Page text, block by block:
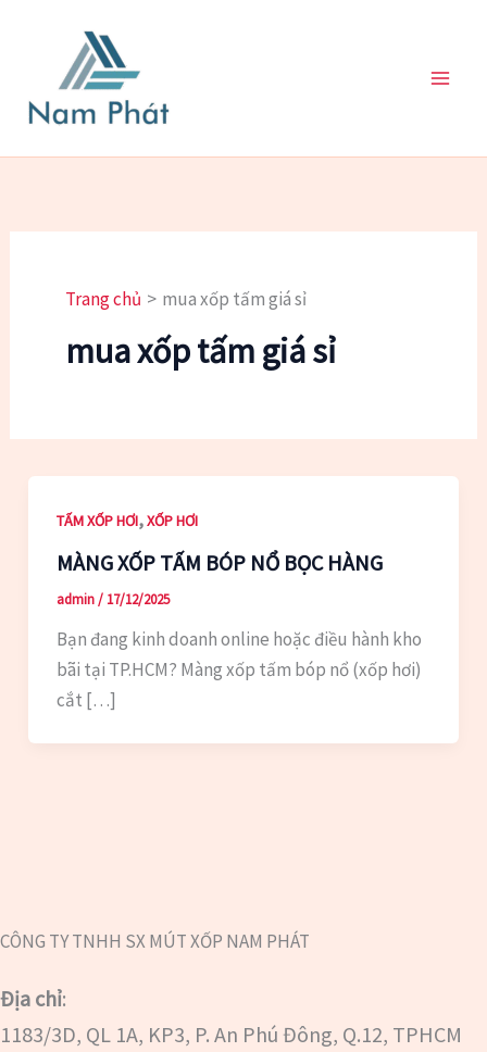
dung
Trang chủ mua xốp tấm giá sỉ
mua xốp tấm giá sỉ
TẤM XỐP HƠI,XỐP HƠI
MÀNG XỐP TẤM BÓP NỔ BỌC HÀNG
admin/ 17/12/2025
Bạn đang kinh doanh online hoặc điều hành kho
bãi tại TP.HCM? Màng xốp tấm bóp nổ (xốp hơi)
cắt […]
CÔNG TY TNHH SX MÚT XỐP NAM PHÁT
Địa chỉ:
1183/3D, QL 1A, KP3, P. An Phú Đông, Q.12, TPHCM